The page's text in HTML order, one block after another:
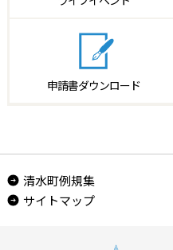
申請書ダウンロード
清水町例規集
サイトマップ